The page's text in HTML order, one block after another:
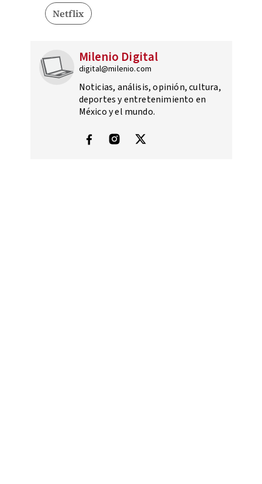
Netflix
Milenio Digital
digital@milenio.com
Noticias, análisis, opinión, cultura,
deportes y entretenimiento en
México y el mundo.